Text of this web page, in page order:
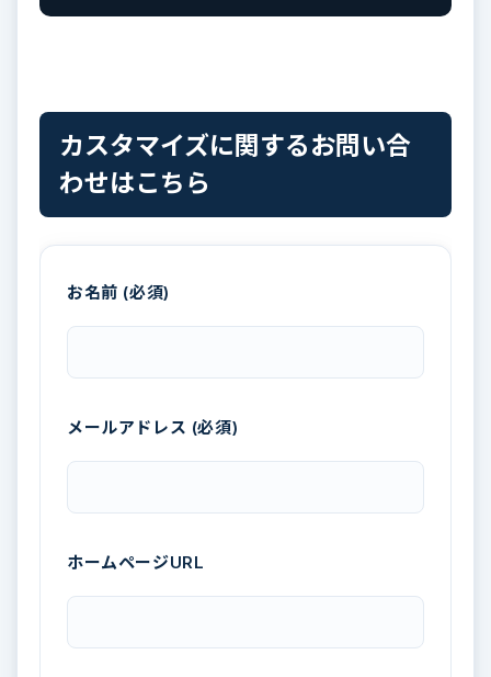
カスタマイズに関するお問い合
わせはこちら
お名前 (必須)
メールアドレス (必須)
ホームページURL